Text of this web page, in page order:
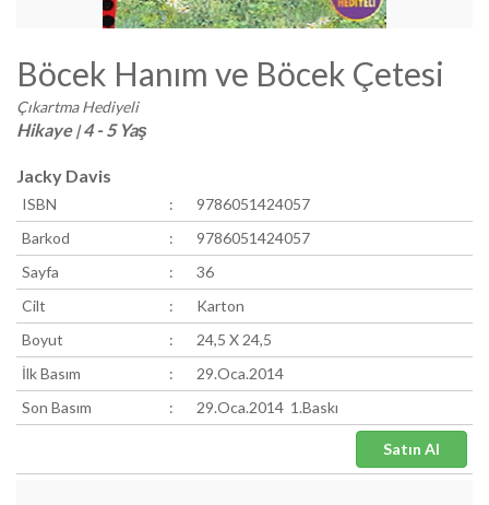
Böcek Hanım ve Böcek Çetesi
Çıkartma Hediyeli
Hikaye|4 - 5 Yaş
Jacky Davis
ISBN :
9786051424057
Barkod
:
9786051424057
Sayfa
:
36
Cilt
:
Karton
Boyut
:
24,5 X 24,5
İlk Basım
:
29.Oca.2014
Son Basım
: 29.Oca.2014 1.Baskı